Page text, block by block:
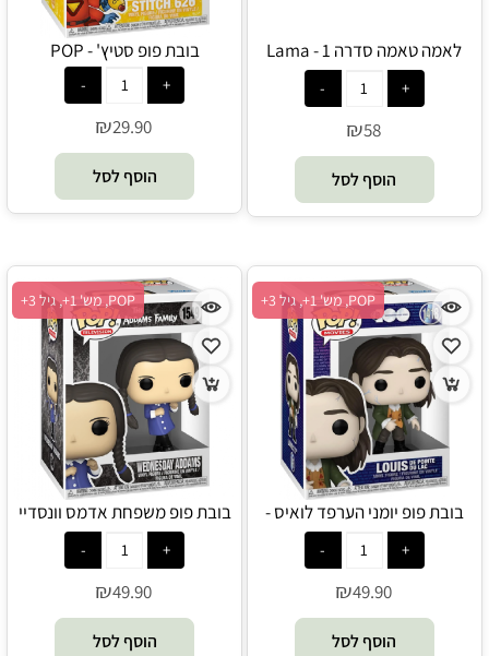
לאמה טאמה סדרה 1 - Lama
₪58
הוסף לסל
בובת פופ סטיץ' - POP
₪29.90
הוסף לסל
POP, מש' 1+, גיל 3+
בובת פופ יומני הערפד לואיס -
₪49.90
הוסף לסל
POP, מש' 1+, גיל 3+
בובת פופ משפחת אדמס וונסדיי
קלאסית - POP
₪49.90
הוסף לסל